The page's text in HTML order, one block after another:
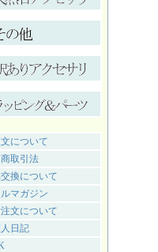
について
取引法
換について
マガジン
文について
日記